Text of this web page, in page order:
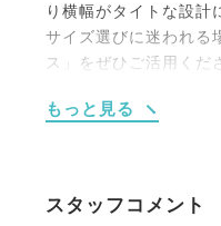
り横幅がタイトな設計
サイズ選びに迷われる
ス」をぜひご活用くだ
トラッドで高級感のあ
パフォーマンスヘルメ
もっと見る
スタッフコメント